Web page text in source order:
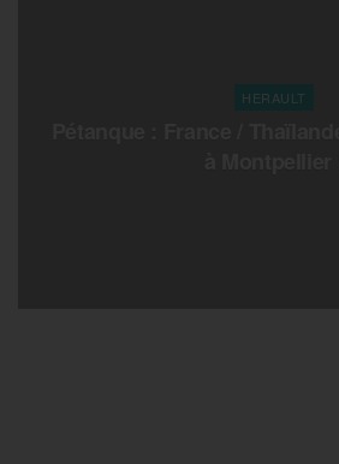
HERAULT